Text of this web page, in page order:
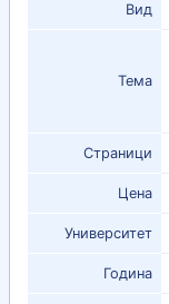
Вид
Тема
Страници
Цена
Университет
Година